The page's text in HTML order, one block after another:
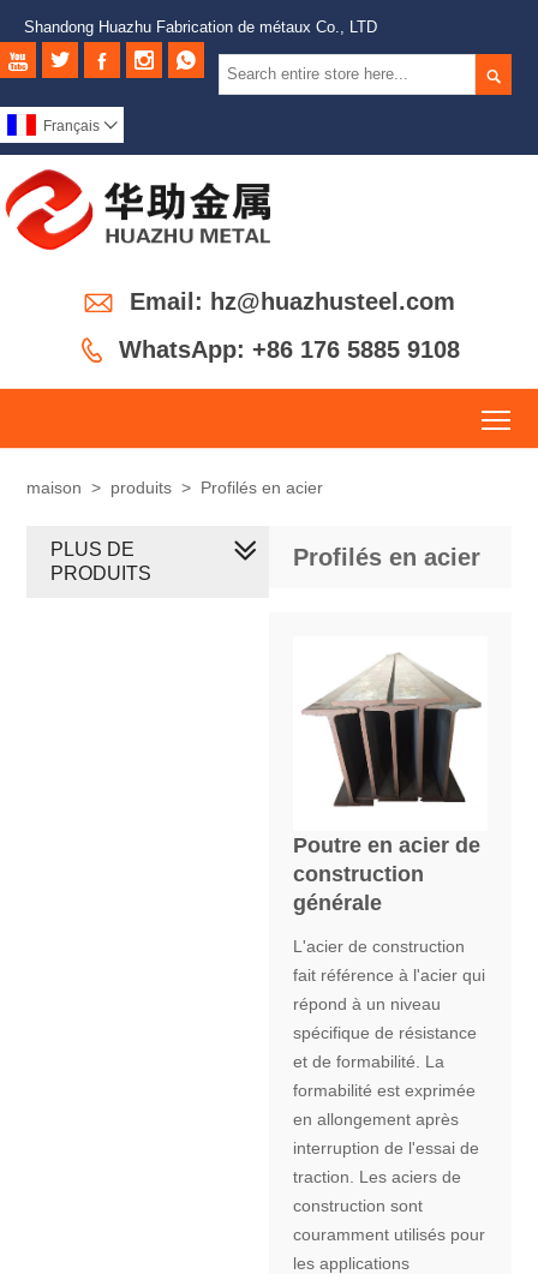
Shandong Huazhu Fabrication de métaux Co., LTD

    
Français 
 Email: hz@huazhusteel.com
 WhatsApp: +86 176 5885 9108
maison > produits > Profilés en acier
Profilés en acier
Poutre en acier de
construction
générale
L'acier de construction
fait référence à l'acier qui
répond à un niveau
spécifique de résistance
et de formabilité. La
formabilité est exprimée
en allongement après
interruption de l'essai de
traction. Les aciers de
construction sont
couramment utilisés pour
les applications
PLUS DE
PRODUITS